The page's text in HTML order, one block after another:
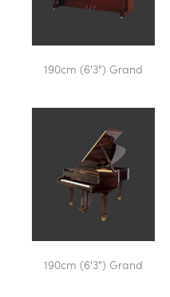
190cm (6'3") Grand
190cm (6'3") Grand